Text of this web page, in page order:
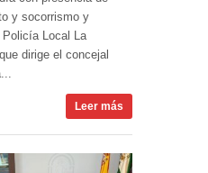
y socorrismo y
Local La
dirige el concejal
Leer más